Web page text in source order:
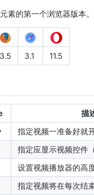
素的第一个浏览器版本。
3.5 3.1 11.5
描
指定视频一准备好就
指定应显示视频控件
设置视频播放器的高
指定视频将在每次结